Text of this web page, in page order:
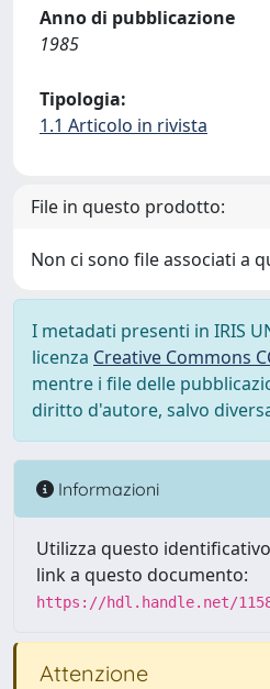
Anno di pubblicazione
1985
Tipologia:
1.1 Articolo in rivista
File in questo prodotto:
Non ci sono file associati a
I metadati presenti in IRIS
licenza Creative Commons
mentre i file delle
diritto d'autore, salvo
Informazioni
Utilizza questo
link a questo documento:
https://hdl.handle.net/
Attenzione